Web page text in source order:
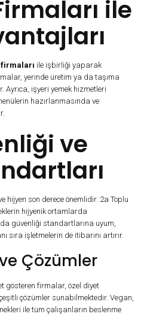
ile
ile işbirliği yaparak
yerinde üretim ya da taşıma
Ayrıca, işyeri yemek hizmetleri
hazırlanmasında ve
ve
hijyen son derece önemlidir. 2a Toplu
hijyenik ortamlarda
güvenliği standartlarına uyum,
sıra işletmelerin de itibarını artırır.
Çözümler
gösteren firmalar, özel diyet
çözümler sunabilmektedir. Vegan,
ile tüm çalışanların beslenme